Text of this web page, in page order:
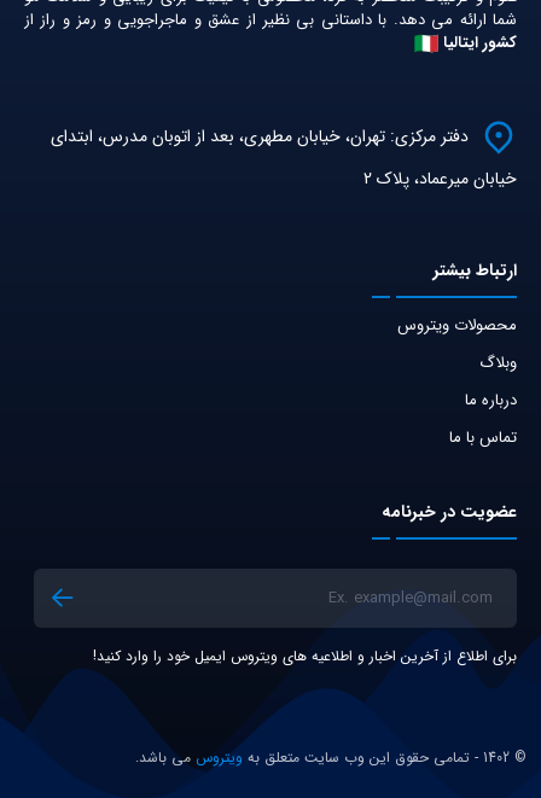
شما ارائه می دهد. با داستانی بی نظیر از عشق و ماجراجویی و رمز و راز از
کشور ایتالیا
دفتر مرکزی: تهران، خیابان مطهری، بعد از اتوبان مدرس، ابتدای
خیابان میرعماد، پلاک 2
ارتباط‌ بیشتر
محصولات ویتروس
وبلاگ
درباره ما
تماس با ما
عضویت در خبرنامه
برای اطلاع از آخرین اخبار و اطلاعیه های ویتروس ایمیل خود را وارد کنید!
© 1402 - تمامی حقوق این وب سایت متعلق به ویتروس می باشد.